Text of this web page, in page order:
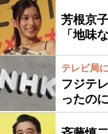
芳根京
「地味
テレビ局
フジテ
ったの